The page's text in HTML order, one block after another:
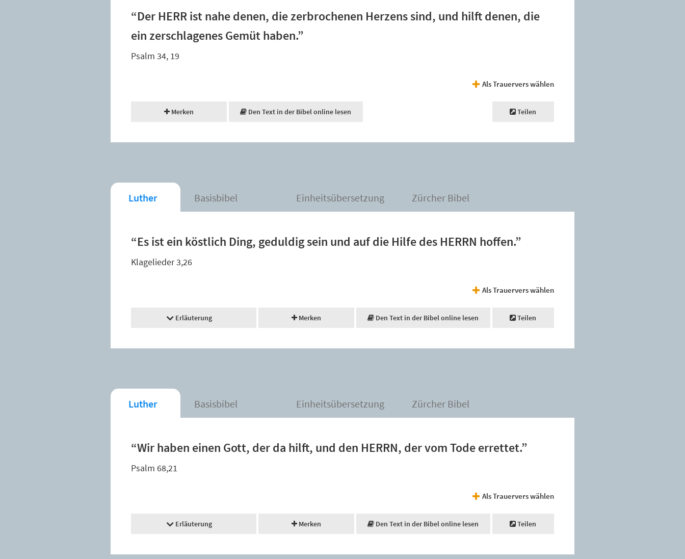
“Der HERR ist nahe denen, die zerbrochenen Herzens sind, und hilft denen, die
ein zerschlagenes Gemüt haben.”
Psalm 34, 19
Als Trauervers wählen
Merken Den Text in der Bibel online lesen Teilen
Luther Basisbibel Einheitsübersetzung Zürcher Bibel
“Es ist ein köstlich Ding, geduldig sein und auf die Hilfe des HERRN hoffen.”
Klagelieder 3,26
Als Trauervers wählen
Erläuterung Merken Den Text in der Bibel online lesen Teilen
Luther Basisbibel Einheitsübersetzung Zürcher Bibel
“Wir haben einen Gott, der da hilft, und den HERRN, der vom Tode errettet.”
Psalm 68,21
Als Trauervers wählen
Erläuterung Merken Den Text in der Bibel online lesen Teilen